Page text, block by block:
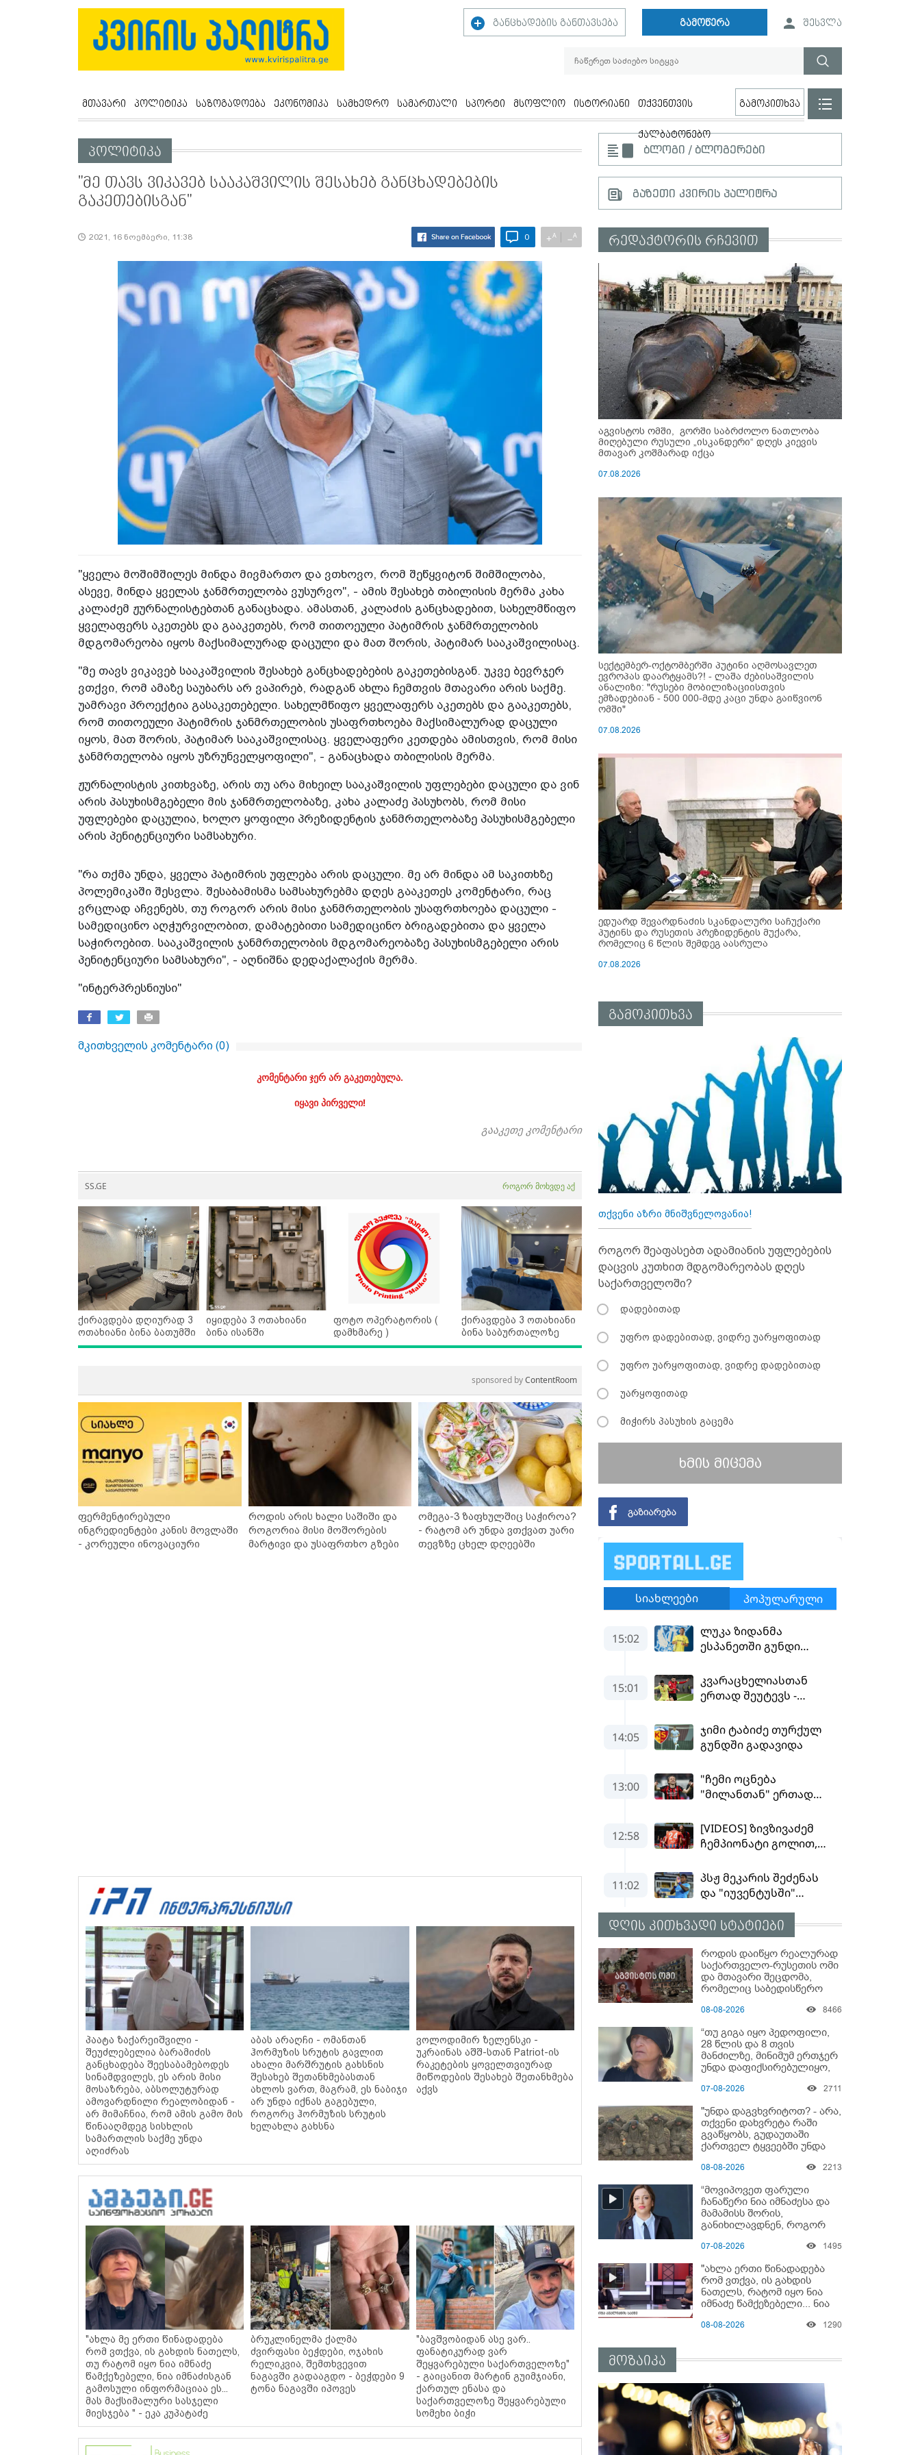
განცხადების განთავსება გამოწერა შესვლა
მთავარი პოლიტიკა საზოგადოება ეკონომიკა სამხედრო სამართალი სპორტი მსოფლიო ისტორიანი თქვენთვის
ქალბატონებო
გამოკითხვა
პოლიტიკა
"მე თავს ვიკავებ სააკაშვილის შესახებ განცხადებების
გაკეთებისგან"
2021, 16 ნოემბერი, 11:38 0 +A −A
"ყველა მოშიმშილეს მინდა მივმართო და ვთხოვო, რომ შეწყვიტონ შიმშილობა,
ასევე, მინდა ყველას ჯანმრთელობა ვუსურვო", - ამის შესახებ თბილისის მერმა კახა
კალაძემ ჟურნალისტებთან განაცხადა. ამასთან, კალაძის განცხადებით, სახელმწიფო
ყველაფერს აკეთებს და გააკეთებს, რომ თითოეული პატიმრის ჯანმრთელობის
მდგომარეობა იყოს მაქსიმალურად დაცული და მათ შორის, პატიმარ სააკაშვილისაც.
"მე თავს ვიკავებ სააკაშვილის შესახებ განცხადებების გაკეთებისგან. უკვე ბევრჯერ
ვთქვი, რომ ამაზე საუბარს არ ვაპირებ, რადგან ახლა ჩემთვის მთავარი არის საქმე.
უამრავი პროექტია გასაკეთებელი. სახელმწიფო ყველაფერს აკეთებს და გააკეთებს,
რომ თითოეული პატიმრის ჯანმრთელობის უსაფრთხოება მაქსიმალურად დაცული
იყოს, მათ შორის, პატიმარ სააკაშვილისაც. ყველაფერი კეთდება ამისთვის, რომ მისი
ჯანმრთელობა იყოს უზრუნველყოფილი", - განაცხადა თბილისის მერმა.
ჟურნალისტის კითხვაზე, არის თუ არა მიხეილ სააკაშვილის უფლებები დაცული და ვინ
არის პასუხისმგებელი მის ჯანმრთელობაზე, კახა კალაძე პასუხობს, რომ მისი
უფლებები დაცულია, ხოლო ყოფილი პრეზიდენტის ჯანმრთელობაზე პასუხისმგებელი
არის პენიტენციური სამსახური.
"რა თქმა უნდა, ყველა პატიმრის უფლება არის დაცული. მე არ მინდა ამ საკითხზე
პოლემიკაში შესვლა. შესაბამისმა სამსახურებმა დღეს გააკეთეს კომენტარი, რაც
ვრცლად აჩვენებს, თუ როგორ არის მისი ჯანმრთელობის უსაფრთხოება დაცული -
სამედიცინო აღჭურვილობით, დამატებითი სამედიცინო ბრიგადებითა და ყველა
საჭიროებით. სააკაშვილის ჯანმრთელობის მდგომარეობაზე პასუხისმგებელი არის
პენიტენციური სამსახური", - აღნიშნა დედაქალაქის მერმა.
"ინტერპრესნიუსი"
მკითხველის კომენტარი (0)
კომენტარი ჯერ არ გაკეთებულა.
იყავი პირველი!
გააკეთე კომენტარი
SS.GE როგორ მოხვდე აქ
ქირავდება დღიურად 3
ოთახიანი ბინა ბათუმში
იყიდება 3 ოთახიანი
ბინა ისანში
ფოტო ოპერატორის (
დამხმარე )
ქირავდება 3 ოთახიანი
ბინა საბურთალოზე
sponsored byContentRoom
ფერმენტირებული
ინგრედიენტები კანის მოვლაში
- კორეული ინოვაციური
როდის არის ხალი საშიში და
როგორია მისი მოშორების
მარტივი და უსაფრთხო გზები
ომეგა-3 ზაფხულშიც საჭიროა?
- რატომ არ უნდა ვთქვათ უარი
თევზზე ცხელ დღეებში
პაატა ზაქარეიშვილი -
შეუძლებელია ბარამიძის
განცხადება შეესაბამებოდეს
სინამდვილეს, ეს არის მისი
მოსაზრება, აბსოლუტურად
ამოვარდნილი რეალობიდან -
არ მიმაჩნია, რომ ამის გამო მის
წინააღმდეგ სისხლის
სამართლის საქმე უნდა
აღიძრას
აბას არაღჩი - ომანთან
ჰორმუზის სრუტის გავლით
ახალი მარშრუტის გახსნის
შესახებ შეთანხმებასთან
ახლოს ვართ, მაგრამ, ეს ნაბიჯი
არ უნდა იქნას გაგებული,
როგორც ჰორმუზის სრუტის
ხელახლა გახსნა
ვოლოდიმირ ზელენსკი -
უკრაინას აშშ-სთან Patriot-ის
რაკეტების ყოველთვიურად
მიწოდების შესახებ შეთანხმება
აქვს
"ახლა მე ერთი წინადადება
რომ ვთქვა, ის გახდის ნათელს,
თუ რატომ იყო ნია იმნაძე
წამქეზებელი, ნია იმნაძისგან
გამოსული ინფორმაციაა ეს...
მას მაქსიმალური სასჯელი
მიესჯება " - ეკა კუპატაძე
ბრუკლინელმა ქალმა
ძვირფასი ბეჭდები, ოჯახის
რელიკვია, შემთხვევით
ნაგავში გადააგდო - ბეჭდები 9
ტონა ნაგავში იპოვეს
"ბავშვობიდან ასე ვარ..
ფანატიკურად ვარ
შეყვარებული საქართველოზე"
- გაიცანით მარტინ გუიმჯიანი,
ქართულ ენასა და
საქართველოზე შეყვარებული
სომეხი ბიჭი
ბლოგი / ბლოგერები
გაზეთი კვირის პალიტრა
რედაქტორის რჩევით
აგვისტოს ომში, გორში საბრძოლო ნათლობა
მიღებული რუსული „ისკანდერი“ დღეს კიევის
მთავარ კოშმარად იქცა
07.08.2026
სექტემბერ-ოქტომბერში პუტინი აღმოსავლეთ
ევროპას დაარტყამს?! - ლაშა ძებისაშვილის
ანალიზი: "რუსები მობი­ლიზაციისთვის
ემზადებიან - 500 000-მდე კაცი უნდა გაიწვიონ
ომში"
07.08.2026
ედუარდ შევარდნაძის სკანდალური საჩუქარი
პუტინს და რუსეთის პრეზიდენტის მუქარა,
რომელიც 6 წლის შემდეგ აასრულა
07.08.2026
გამოკითხვა
თქვენი აზრი მნიშვნელოვანია!
როგორ შეაფასებთ ადამიანის უფლებების
დაცვის კუთხით მდგომარეობას დღეს
საქართველოში?
დადებითად
უფრო დადებითად, ვიდრე უარყოფითად
უფრო უარყოფითად, ვიდრე დადებითად
უარყოფითად
მიჭირს პასუხის გაცემა
ხმის მიცემა
დღის კითხვადი სტატიები
როდის დაიწყო რეალურად
საქართველო-რუსეთის ომი
და მთავარი შეცდომა,
რომელიც საბედისწერო
08-08-2026 8466
“თუ გიგა იყო პედოფილი,
28 წლის და 8 თვის
მანძილზე, მინიმუმ ერთჯერ
უნდა დაფიქსირებულიყო,
ამზადებდა მოსწავლეებს! -
ვისაც გიგა სექსუალურად
ავიწროებდა” - ეკა კუპატაძე
07-08-2026 2711
"უნდა დაგვხვრიტოთ? - არა,
თქვენი დახვრეტა რაში
გვაწყობს, გუდაუთაში
ქართველ ტყვეებში უნდა
08-08-2026 2213
“მოვიპოვეთ ფარული
ჩანაწერი ნია იმნაძესა და
მამამისს შორის,
განიხილავდნენ, როგორ
დანაშაული” - რას ამბობს
პროკურორი?
07-08-2026 1495
"ახლა ერთი წინადადება
რომ ვთქვა, ის გახდის
ნათელს, რატომ იყო ნია
იმნაძე წამქეზებელი... ნია
ინფორმაციაა ეს" - რას
08-08-2026 1290
მოზაიკა